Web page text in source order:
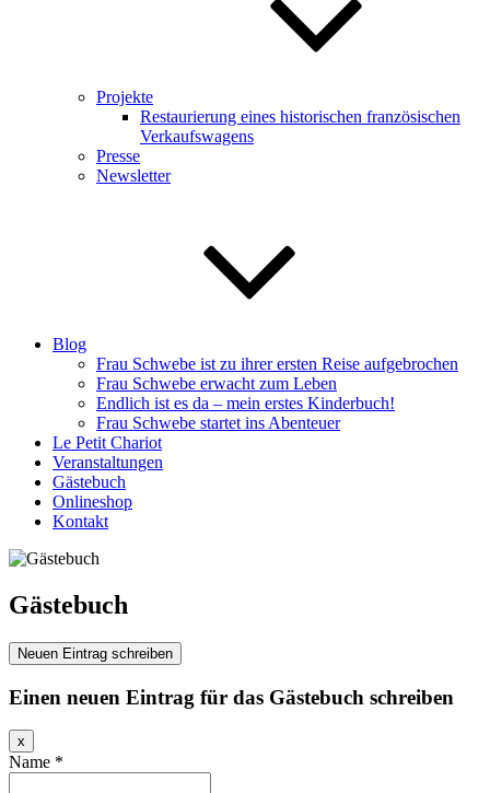
Projekte
Restaurierung eines historischen französischen
Verkaufswagens
Presse
Newsletter
Blog
Frau Schwebe ist zu ihrer ersten Reise aufgebrochen
Frau Schwebe erwacht zum Leben
Endlich ist es da – mein erstes Kinderbuch!
Frau Schwebe startet ins Abenteuer
Le Petit Chariot
Veranstaltungen
Gästebuch
Onlineshop
Kontakt
Gästebuch
Einen neuen Eintrag für das Gästebuch schreiben
x
Formular
ausblenden
Name *